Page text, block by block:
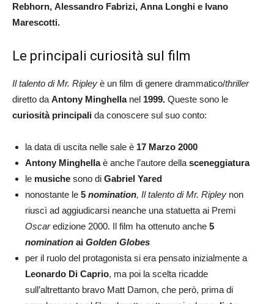
Rebhorn, Alessandro Fabrizi, Anna Longhi e Ivano
Marescotti.
Le principali curiosità sul film
Il talento di Mr. Ripley è un film di genere drammatico/thriller
diretto da Antony Minghellanel 1999. Queste sono le
curiosità principali da conoscere sul suo conto:
la data di uscita nelle sale è 17 Marzo 2000
Antony Minghellaè anche l’autore della sceneggiatura
le musiche sono di Gabriel Yared
nonostante le 5 nomination, Il talento di Mr. Ripley non
riuscì ad aggiudicarsi neanche una statuetta ai Premi
Oscaredizione 2000. Il film ha ottenuto anche 5
nomination ai Golden Globes
per il ruolo del protagonista si era pensato inizialmente a
Leonardo Di Caprio, ma poi la scelta ricadde
sull’altrettanto bravo Matt Damon, che però, prima di